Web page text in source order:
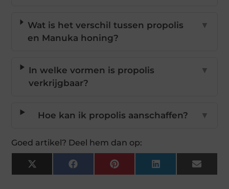
Wat is het verschil tussen propolis
en Manuka honing?
▼
In welke vormen is propolis
verkrijgbaar?
▼
Hoe kan ik propolis aanschaffen? ▼
Goed artikel? Deel hem dan op:
X
(Twitter)
FacebookPinterestLinkedInEmail